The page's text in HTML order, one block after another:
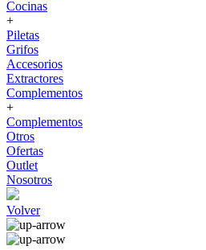
Cocinas
+
Piletas
Grifos
Accesorios
Extractores
Complementos
+
Complementos
Otros
Ofertas
Outlet
Nosotros
Volver